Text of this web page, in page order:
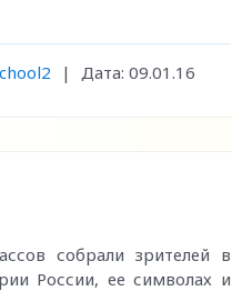
| Дата: 09.01.16
собрали зрителей в
России, ее символах и